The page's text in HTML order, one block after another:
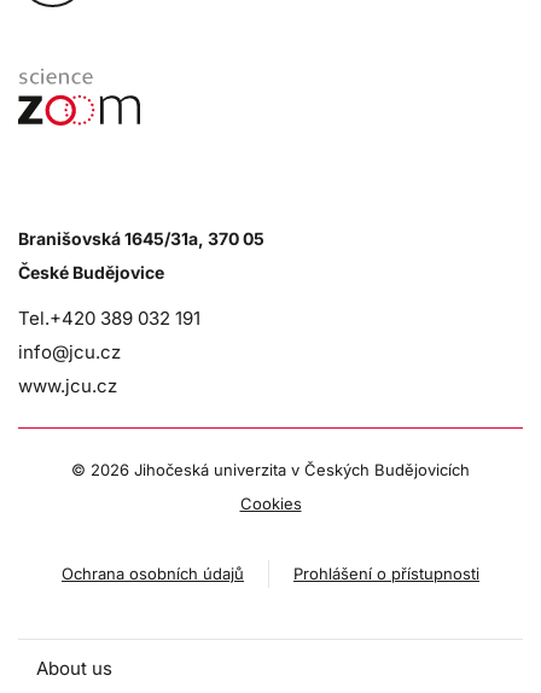
Branišovská 1645/31a, 370 05
České Budějovice
Tel.+420 389 032 191
info@jcu.cz
www.jcu.cz
© 2026 Jihočeská univerzita v Českých Budějovicích
Cookies
Ochrana osobních údajů Prohlášení o přístupnosti
About us